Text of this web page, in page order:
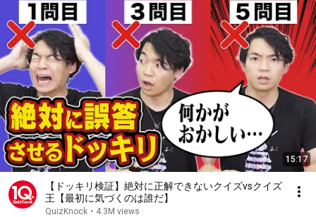
15:17
【ドッキリ検証】絶対に正解できないクイズvsクイズ
王【最初に気づくのは誰だ】
QuizKnock • 4.3M views